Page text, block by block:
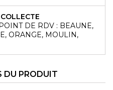
DE RDV : BEAUNE,
ORANGE, MOULIN,
DU PRODUIT